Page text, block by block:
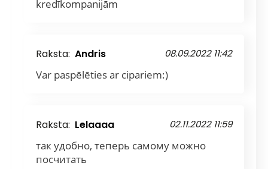
kredīkompanijām
Raksta: Andris 08.09.2022 11:42
Var paspēlēties ar cipariem:)
Raksta: Lelaaaa 02.11.2022 11:59
так удобно, теперь самому можно
посчитать